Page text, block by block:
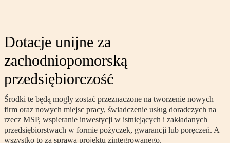
Dotacje unijne za
zachodniopomorską
przedsiębiorczość
Środki te będą mogły zostać przeznaczone na tworzenie nowych
firm oraz nowych miejsc pracy, świadczenie usług doradczych na
rzecz MSP, wspieranie inwestycji w istniejących i zakładanych
przedsiębiorstwach w formie pożyczek, gwarancji lub poręczeń. A
wszystko to za sprawą projektu zintegrowanego.